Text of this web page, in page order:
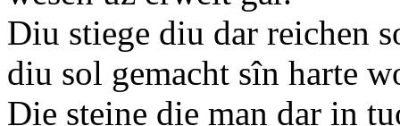
Diu stiege diu dar
diu sol gemacht sîn harte
Die steine die man dar in